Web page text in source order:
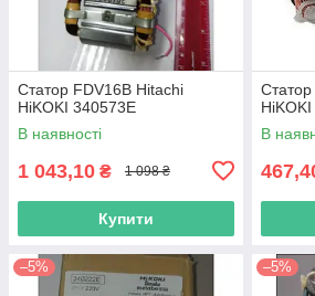
Статор FDV16B Hitachi
HiKOKI 340573E
В наявності
1 043,10 ₴ 1 098 ₴
Купити
В
–5% –5%